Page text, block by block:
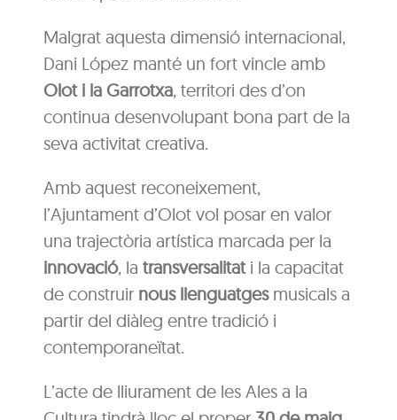
Malgrat aquesta dimensió internacional,
Dani López manté un fort vincle amb
Olot i la Garrotxa, territori des d’on
continua desenvolupant bona part de la
seva activitat creativa.
Amb aquest reconeixement,
l’Ajuntament d’Olot vol posar en valor
una trajectòria artística marcada per la
innovació, latransversalitati la capacitat
de construir nous llenguatgesmusicals a
partir del diàleg entre tradició i
contemporaneïtat.
L’acte de lliurament de les Ales a la